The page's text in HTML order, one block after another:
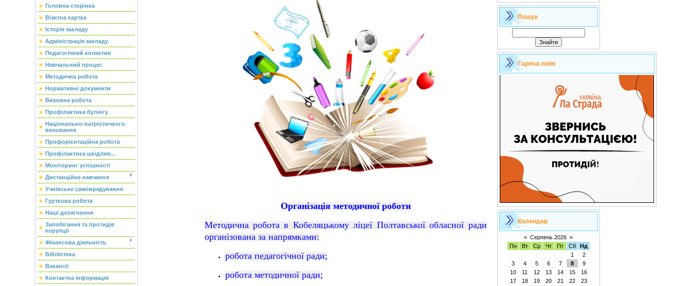
Головна сторінка
Візитна картка
Історія закладу
Адміністрація закладу
Педагогічний колектив
Навчальний процес
Методична робота
Нормативні документи
Виховна робота
Профілактика булінгу
Національно-патріотичного
виховання
Профорієнтаційна робота
Профілактика шкідлив...
Моніторинг успішності
Дистанційне навчання
Учнівське самоврядування
Гурткова робота
Наші досягнення
Запобігання та протидія
корупції
Фінансова діяльність
Бібліотека
Вакансії
Контактна інформація
Організація методичної роботи
Методична робота в Кобеляцькому ліцеї Полтавської обласної ради
організована за напрямками:
робота педагогічної ради;
робота методичної ради;
Пошук
Гаряча лінія
Календар
« Серпень 2026 »
Пн
Вт Ср Чт Пт Сб
Нд
1
2
3
4 5 6 7 8
9
10
11 12 13 14 15
16
17
18 19 20 21 22
23